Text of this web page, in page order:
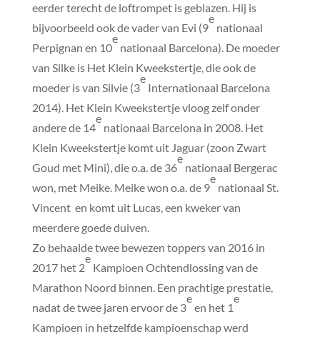
eerder terecht de loftrompet is geblazen. Hij is
bijvoorbeeld ook de vader van Evi (9
e
nationaal
Perpignan en 10
e
nationaal Barcelona). De moeder
van Silke is Het Klein Kweekstertje, die ook de
moeder is van Silvie (3
e
Internationaal Barcelona
2014). Het Klein Kweekstertje vloog zelf onder
andere de 14
e
nationaal Barcelona in 2008. Het
Klein Kweekstertje komt uit Jaguar (zoon Zwart
Goud met Mini), die o.a. de 36
e
nationaal Bergerac
won, met Meike. Meike won o.a. de 9
e
nationaal St.
Vincent en komt uit Lucas, een kweker van
meerdere goede duiven.
Zo behaalde twee bewezen toppers van 2016 in
2017 het 2
e
Kampioen Ochtendlossing van de
Marathon Noord binnen. Een prachtige prestatie,
nadat de twee jaren ervoor de 3
e
en het 1
e
Kampioen in hetzelfde kampioenschap werd